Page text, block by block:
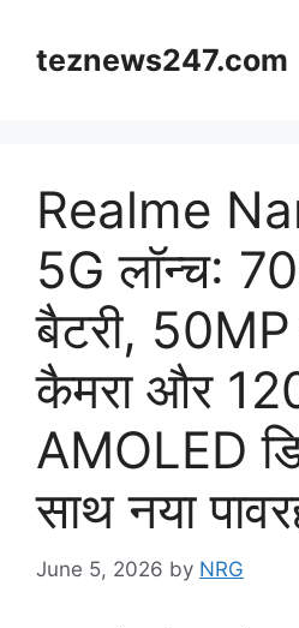
contentteznews247.com
Realme
5G लॉन्च:
बैटरी,
कैमरा और
AMOLED
साथ नया
June 5, 2026 by NRG